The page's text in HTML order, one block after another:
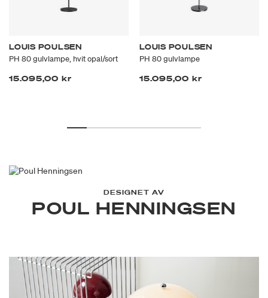
LOUIS POULSEN
PH 80 gulvlampe, hvit opal/sort
15.095,00 kr
LOUIS POULSEN
PH 80 gulvlampe
15.095,00 kr
DESIGNET AV
POUL HENNINGSEN